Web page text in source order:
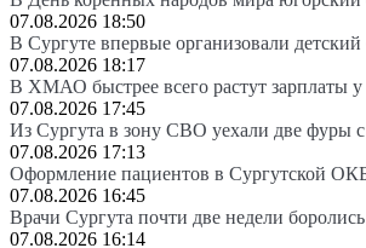
07.08.2026 18:50
В Сургуте впервые организовали
07.08.2026 18:17
В ХМАО быстрее всего растут зарплаты у
07.08.2026 17:45
Из Сургута в зону СВО уехали две фуры
07.08.2026 17:13
Оформление пациентов в Сургутской ОКБ
07.08.2026 16:45
Врачи Сургута почти две недели
07.08.2026 16:14